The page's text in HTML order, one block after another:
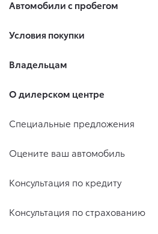
Автомобили с пробегом
Условия покупки
Владельцам
О дилерском центре
Специальные предложения
Оцените ваш автомобиль
Консультация по кредиту
Консультация по страхованию